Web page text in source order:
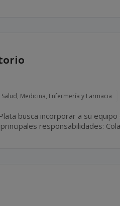
Salud, Medicina, Enfermería y Farmacia
busca incorporar a su